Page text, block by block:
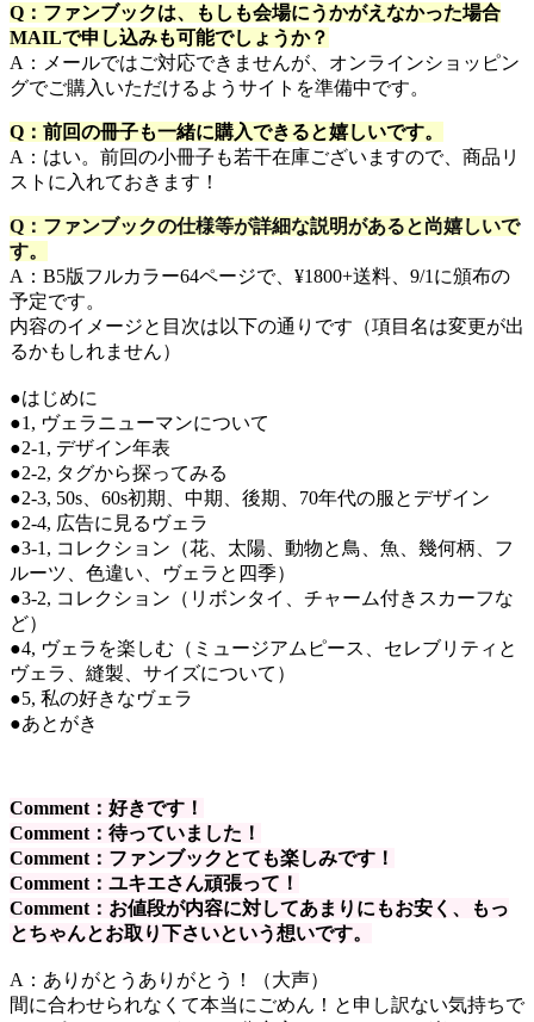
Q：ファンブックは、もしも会場にうかがえなかった場合
MAILで申し込みも可能でしょうか？
A：メールではご対応できませんが、オンラインショッピン
グでご購入いただけるようサイトを準備中です。
Q：前回の冊子も一緒に購入できると嬉しいです。
A：はい。前回の小冊子も若干在庫ございますので、商品リ
ストに入れておきます！
Q：ファンブックの仕様等が詳細な説明があると尚嬉しいで
す。
A：B5版フルカラー64ページで、¥1800+送料、9/1に頒布の
予定です。
内容のイメージと目次は以下の通りです（項目名は変更が出
るかもしれません）
●はじめに
●1, ヴェラニューマンについて
●2-1, デザイン年表
●2-2, タグから探ってみる
●2-3, 50s、60s初期、中期、後期、70年代の服とデザイン
●2-4, 広告に見るヴェラ
●3-1, コレクション（花、太陽、動物と鳥、魚、幾何柄、フ
ルーツ、色違い、ヴェラと四季）
●3-2, コレクション（リボンタイ、チャーム付きスカーフな
ど）
●4, ヴェラを楽しむ（ミュージアムピース、セレブリティと
ヴェラ、縫製、サイズについて）
●5, 私の好きなヴェラ
●あとがき
Comment：好きです！
Comment：待っていました！
Comment：ファンブックとても楽しみです！
Comment：ユキエさん頑張って！
Comment：お値段が内容に対してあまりにもお安く、もっ
とちゃんとお取り下さいという想いです。
A：ありがとうありがとう！（大声）
間に合わせられなくて本当にごめん！と申し訳ない気持ちで